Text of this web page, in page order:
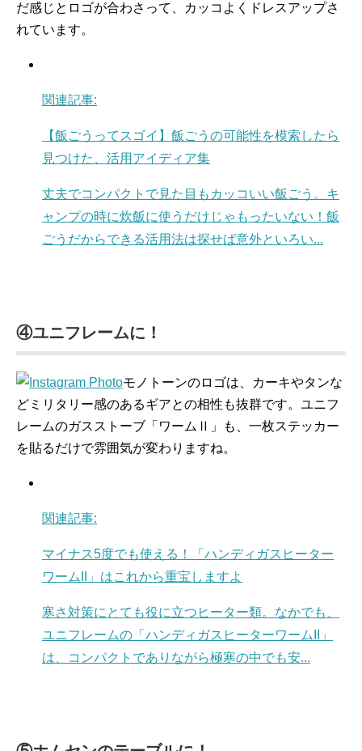
だ感じとロゴが合わさって、カッコよくドレスアップさ
れています。
関連記事:
【飯ごうってスゴイ】飯ごうの可能性を模索したら
見つけた、活用アイディア集
丈夫でコンパクトで見た目もカッコいい飯ごう。キ
ャンプの時に炊飯に使うだけじゃもったいない！飯
ごうだからできる活用法は探せば意外といろい...
④ユニフレームに！
モノトーンのロゴは、カーキやタンな
どミリタリー感のあるギアとの相性も抜群です。ユニフ
レームのガスストーブ「ワームⅡ」も、一枚ステッカー
を貼るだけで雰囲気が変わりますね。
関連記事:
マイナス5度でも使える！「ハンディガスヒーター
ワームII」はこれから重宝しますよ
寒さ対策にとても役に立つヒーター類。なかでも、
ユニフレームの「ハンディガスヒーターワームII」
は、コンパクトでありながら極寒の中でも安...